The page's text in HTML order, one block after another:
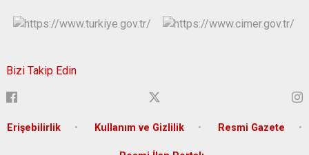
Bizi Takip Edin
Erişebilirlik Kullanım ve Gizlilik Resmi Gazete